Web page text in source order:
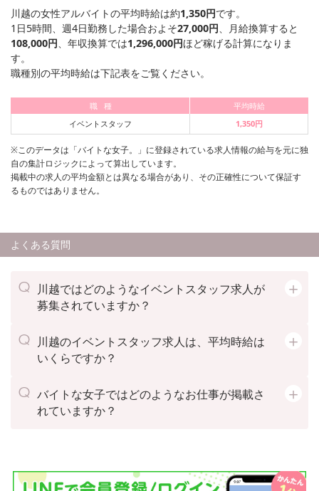
川越の女性アルバイトの平均時給は約1,350円です。
1日5時間、週4日勤務した場合およそ27,000円 、月給換算すると
108,000円 、年収換算では1,296,000円ほど稼げる計算になりま
す。
職種別の平均時給は下記表をご覧ください。
職 種
平均時給
イベントスタッフ
1,350円
※このデータは「バイトな女子。」に登録されている求人情報の給与を元に独
自の集計ロジックによって算出しています。
掲載中の求人の平均金額とは異なる場合があり、その正確性について保証す
るものではありません。
よくある質問
川越ではどのようなイベントスタッフ求人が
募集されていますか？
川越のイベントスタッフ求人は、平均時給は
いくらですか？
バイトな女子ではどのようなお仕事が掲載さ
れていますか？